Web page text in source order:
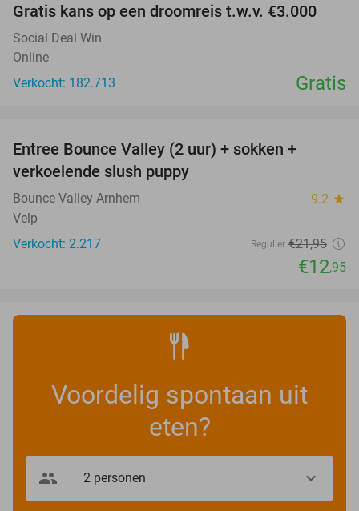
Gratis kans op een droomreis t.w.v. €3.000
Social Deal Win
Online
Verkocht: 182.713
Gratis
Entree Bounce Valley (2 uur) + sokken +
verkoelende slush puppy
Bounce Valley Arnhem 9.2 star
Velp
Verkocht: 2.217
Regulier €21,95
€12,95
Voordelig spontaan uit
eten?